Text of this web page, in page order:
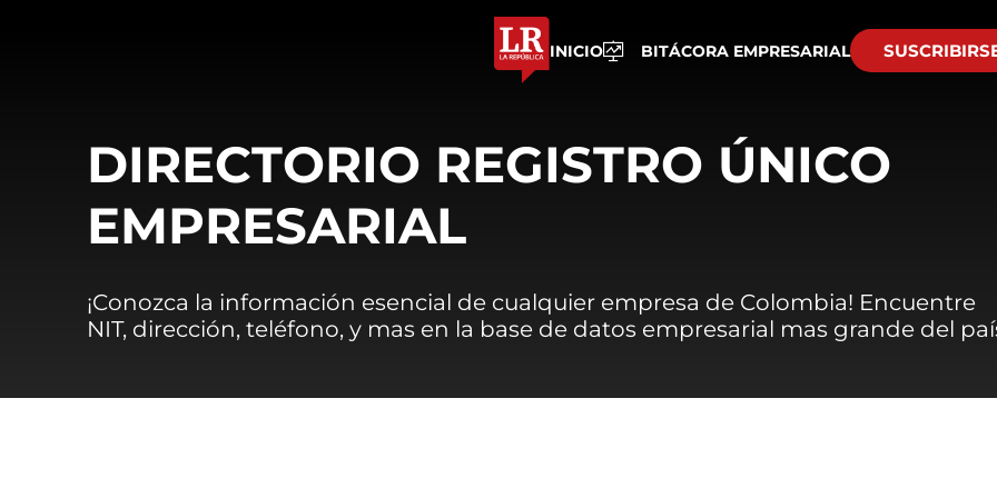
INICIO BITÁCORA EMPRESARIAL
DIRECTORIO REGISTRO ÚNICO
EMPRESARIAL
¡Conozca la información esencial de cualquier empresa de Colombia! Encuentre
NIT, dirección, teléfono, y mas en la base de datos empresarial mas grande del